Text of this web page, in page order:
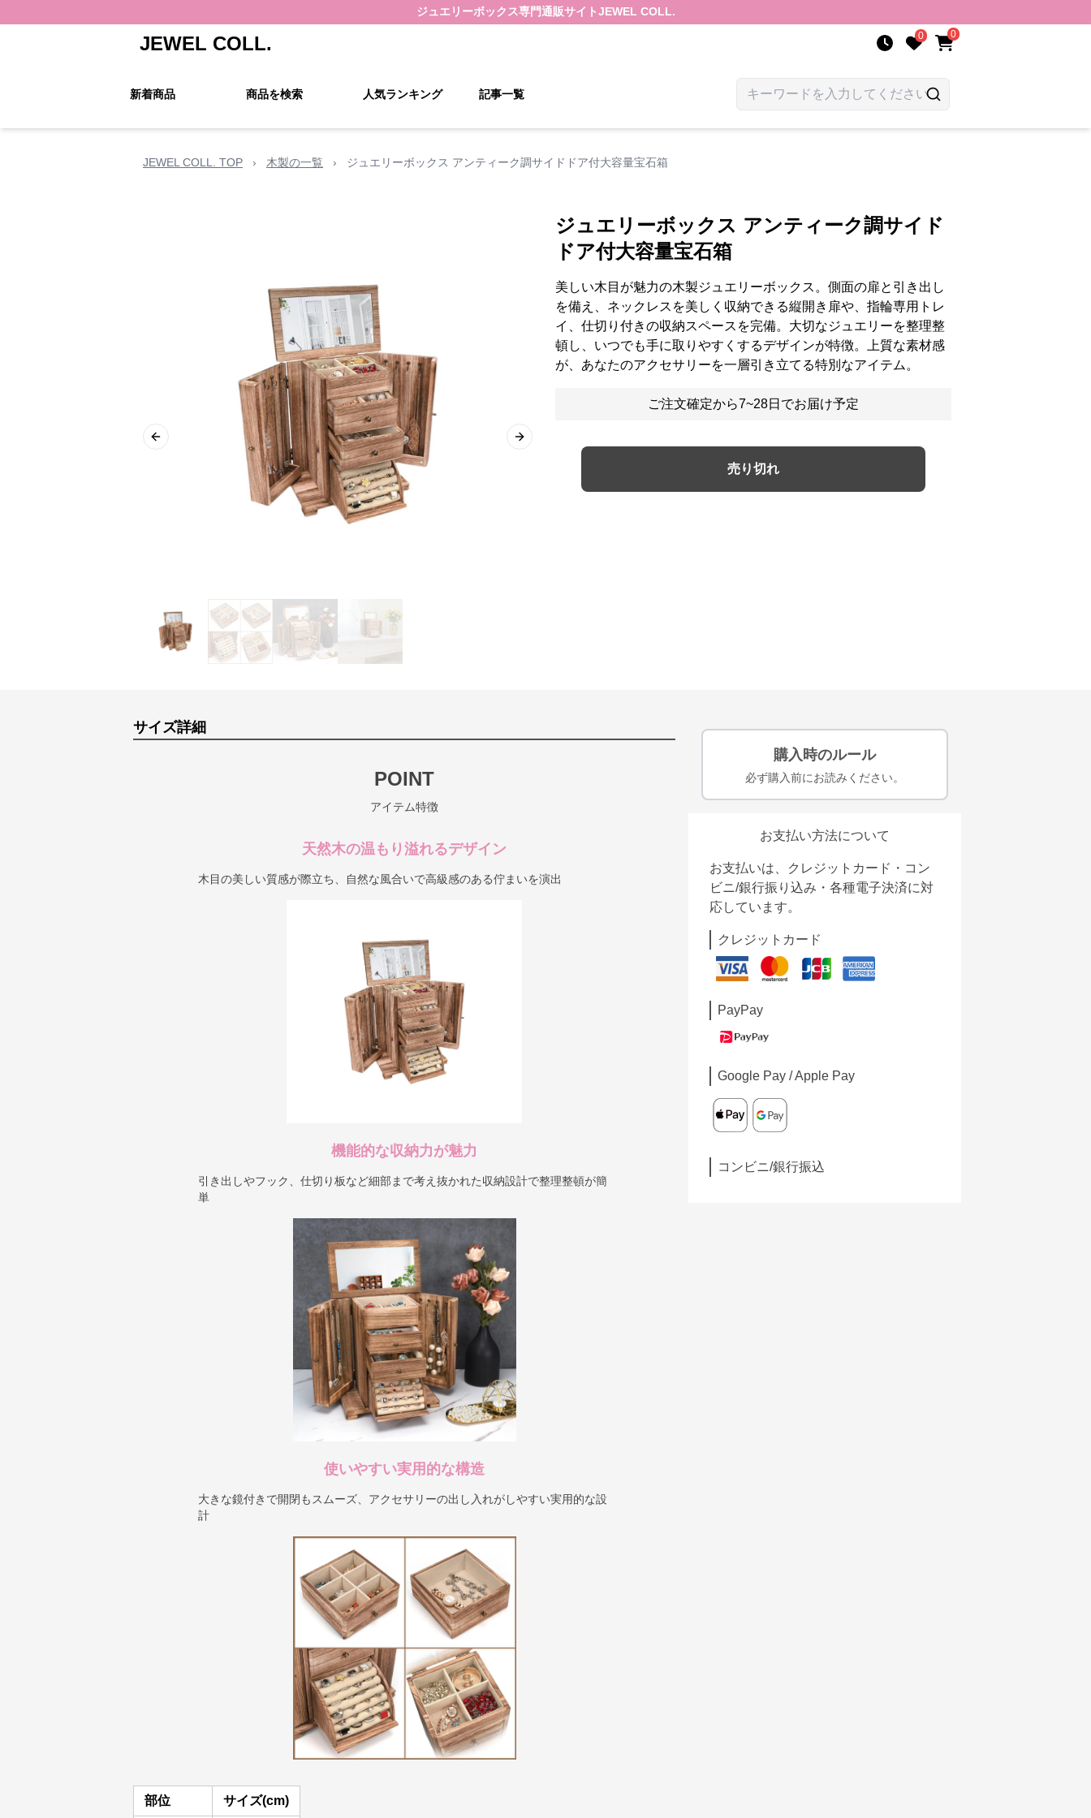
ジュエリーボックス専門通販サイトJEWEL COLL.
JEWEL COLL. 0 0
新着商品 商品を検索 人気ランキング 記事一覧
JEWEL COLL. TOP › 木製の一覧 › ジュエリーボックス アンティーク調サイドドア付大容量宝石箱
Previous slide Next slide
ジュエリーボックス アンティーク調サイド
ドア付大容量宝石箱
美しい木目が魅力の木製ジュエリーボックス。側面の扉と引き出し
を備え、ネックレスを美しく収納できる縦開き扉や、指輪専用トレ
イ、仕切り付きの収納スペースを完備。大切なジュエリーを整理整
頓し、いつでも手に取りやすくするデザインが特徴。上質な素材感
が、あなたのアクセサリーを一層引き立てる特別なアイテム。
ご注文確定から7~28日でお届け予定
売り切れ
サイズ詳細
POINT
アイテム特徴
天然木の温もり溢れるデザイン
木目の美しい質感が際立ち、自然な風合いで高級感のある佇まいを演出
機能的な収納力が魅力
引き出しやフック、仕切り板など細部まで考え抜かれた収納設計で整理整頓が簡
単
使いやすい実用的な構造
大きな鏡付きで開閉もスムーズ、アクセサリーの出し入れがしやすい実用的な設
計
部位 サイズ(cm)
購入時のルール
必ず購入前にお読みください。
お支払い方法について
お支払いは、クレジットカード・コン
ビニ/銀行振り込み・各種電子決済に対
応しています。
クレジットカード
PayPay
Google Pay / Apple Pay
コンビニ/銀行振込